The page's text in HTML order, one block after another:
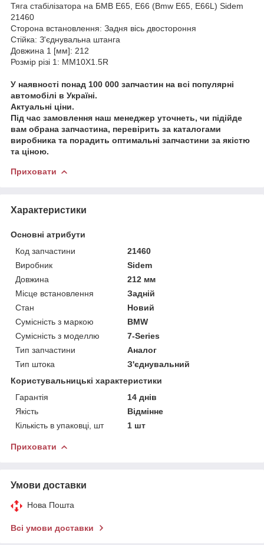
Тяга стабілізатора на БМВ Е65, Е66 (Bmw E65, E66L) Sidem
21460
Сторона встановлення: Задня вісь двостороння
Стійка: З'єднувальна штанга
Довжина 1 [мм]: 212
Розмір різі 1: MM10X1.5R
У наявності понад 100 000 запчастин на всі популярні
автомобілі в Україні.
Актуальні ціни.
Під час замовлення наш менеджер уточнеть, чи підійде
вам обрана запчастина, перевірить за каталогами
виробника та порадить оптимальні запчастини за якістю
та ціною.
Приховати
Характеристики
Основні атрибути
Код запчастини
21460
Виробник
Sidem
Довжина
212 мм
Місце встановлення
Задній
Стан
Новий
Сумісність з маркою
BMW
Сумісність з моделлю
7-Series
Тип запчастини
Аналог
Тип штока
З'єднувальний
Користувальницькі характеристики
Гарантія
14 днів
Якість
Відмінне
Кількість в упаковці, шт
1 шт
Приховати
Умови доставки
Нова Пошта
Всі умови доставки